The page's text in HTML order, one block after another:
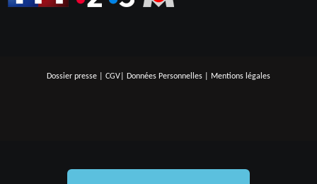
Dossier presse CGV Données Personnelles Mentions légales